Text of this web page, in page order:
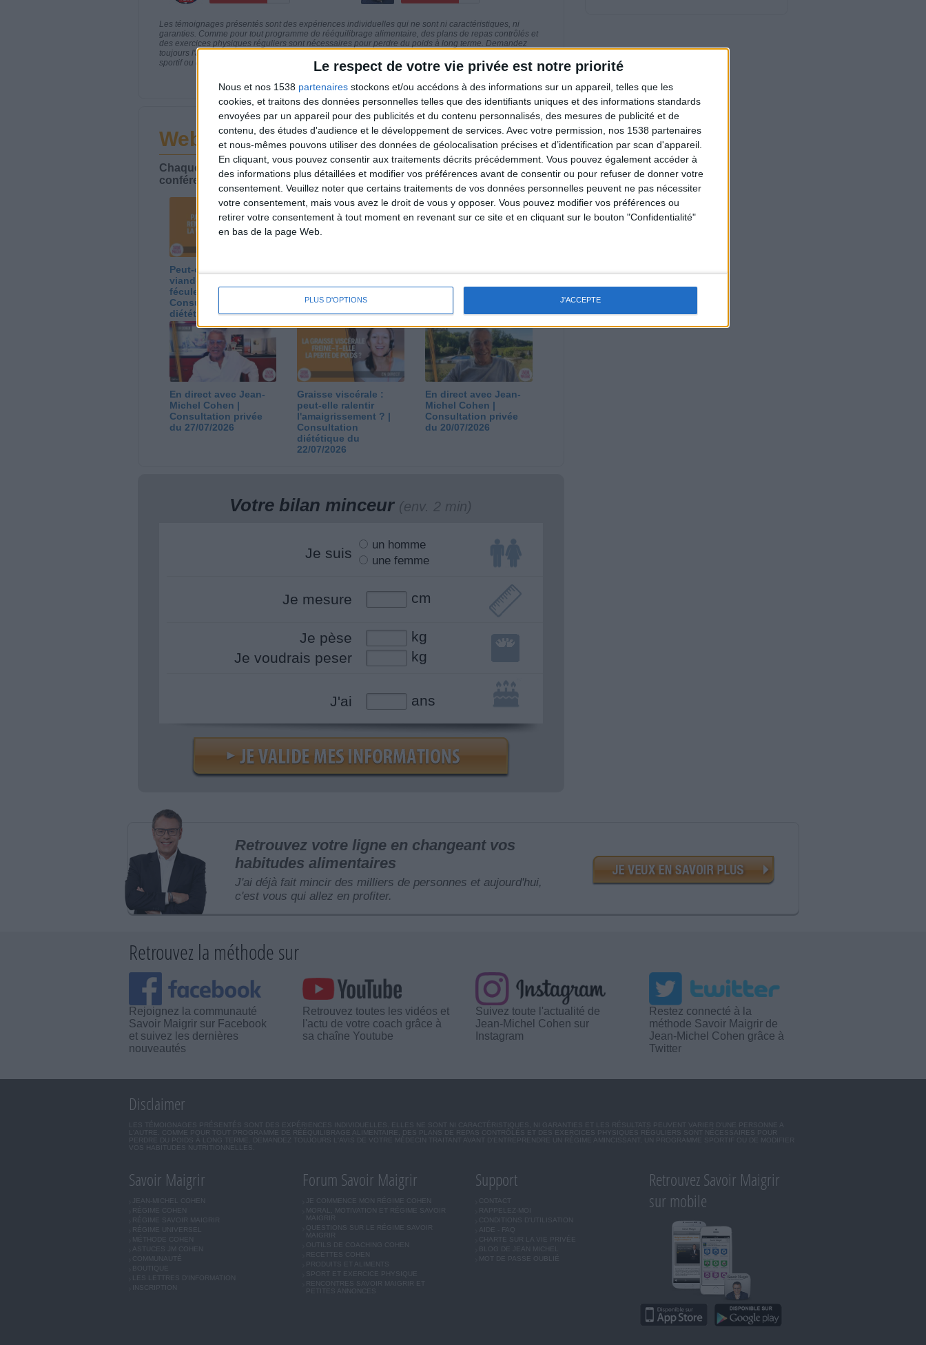
Le respect de votre vie privée est notre priorité
Nous et nos 1538 partenaires stockons et/ou accédons à des informations sur un appareil, telles que les
cookies, et traitons des données personnelles telles que des identifiants uniques et des informations standards
envoyées par un appareil pour des publicités et du contenu personnalisés, des mesures de publicité et de
contenu, des études d'audience et le développement de services. Avec votre permission, nos 1538 partenaires
et nous-mêmes pouvons utiliser des données de géolocalisation précises et d’identification par scan d'appareil.
En cliquant, vous pouvez consentir aux traitements décrits précédemment. Vous pouvez également accéder à
des informations plus détaillées et modifier vos préférences avant de consentir ou pour refuser de donner votre
consentement. Veuillez noter que certains traitements de vos données personnelles peuvent ne pas nécessiter
votre consentement, mais vous avez le droit de vous y opposer. Vous pouvez modifier vos préférences ou
retirer votre consentement à tout moment en revenant sur ce site et en cliquant sur le bouton "Confidentialité"
en bas de la page Web.
PLUS D'OPTIONS J'ACCEPTE
Les témoignages présentés sont des expériences individuelles qui ne sont ni caractéristiques, ni
garanties. Comme pour tout programme de rééquilibrage alimentaire, des plans de repas contrôlés et
des exercices physiques réguliers sont nécessaires pour perdre du poids à long terme. Demandez
toujours l'avis de votre médecin traitant avant d'entreprendre un régime amincissant, un programme
sportif ou de modifier vos habitudes nutritionnelles.
Webinaires en direct Voir tout
Chaque semaine, posez vos questions en live en participant à des vidéo-
conférences avec Jean-Michel et les diététiciennes du programme.
Peut-on remplacer la
viande par des
féculents ?
Consultation
diététique du
05/08/2026
Consultation
diététique du
03/08/2026
stabilisation ? |
diététique du
29/07/2026
En direct avec Jean-
Michel Cohen |
Consultation privée
du 27/07/2026
Graisse viscérale :
peut-elle ralentir
l'amaigrissement ? |
Consultation
diététique du
22/07/2026
En direct avec Jean-
Michel Cohen |
Consultation privée
du 20/07/2026
Votre bilan minceur (env. 2 min)
Je suis
un homme
une femme
Je mesure cm
Je pèse
kg
Je voudrais peser
kg
J'ai ans
Retrouvez votre ligne en changeant vos
habitudes alimentaires
J'ai déjà fait mincir des milliers de personnes et aujourd'hui,
c'est vous qui allez en profiter.
Retrouvez la méthode sur
Rejoignez la communauté
Savoir Maigrir sur Facebook
et suivez les dernières
nouveautés
Retrouvez toutes les vidéos et
l'actu de votre coach grâce à
sa chaîne Youtube
Suivez toute l'actualité de
Jean-Michel Cohen sur
Instagram
Restez connecté à la
méthode Savoir Maigrir de
Jean-Michel Cohen grâce à
Twitter
Disclaimer
LES TÉMOIGNAGES PRÉSENTÉS SONT DES EXPÉRIENCES INDIVIDUELLES. ELLES NE SONT NI CARACTÉRISTIQUES, NI GARANTIES ET LES RÉSULTATS PEUVENT VARIER D'UNE PERSONNE A
L'AUTRE. COMME POUR TOUT PROGRAMME DE RÉÉQUILIBRAGE ALIMENTAIRE, DES PLANS DE REPAS CONTRÔLÉS ET DES EXERCICES PHYSIQUES RÉGULIERS SONT NÉCESSAIRES POUR
PERDRE DU POIDS À LONG TERME. DEMANDEZ TOUJOURS L'AVIS DE VOTRE MÉDECIN TRAITANT AVANT D'ENTREPRENDRE UN RÉGIME AMINCISSANT, UN PROGRAMME SPORTIF OU DE MODIFIER
VOS HABITUDES NUTRITIONNELLES.
Savoir Maigrir
JEAN-MICHEL COHEN
RÉGIME COHEN
RÉGIME SAVOIR MAIGRIR
RÉGIME UNIVERSEL
ASTUCES JM COHEN
COMMUNAUTÉ
LES LETTRES D'INFORMATION
INSCRIPTION
Forum Savoir Maigrir
JE COMMENCE MON RÉGIME COHEN
MORAL, MOTIVATION ET RÉGIME SAVOIR
MAIGRIR
QUESTIONS SUR LE RÉGIME SAVOIR
MAIGRIR
OUTILS DE COACHING COHEN
RECETTES COHEN
PRODUITS ET ALIMENTS
SPORT ET EXERCICE PHYSIQUE
RENCONTRES SAVOIR MAIGRIR ET
PETITES ANNONCES
Support
CONTACT
RAPPELEZ-MOI
CONDITIONS D'UTILISATION
AIDE - FAQ
CHARTE SUR LA VIE PRIVÉE
BLOG DE JEAN MICHEL
MOT DE PASSE OUBLIÉ
Retrouvez Savoir Maigrir
sur mobile